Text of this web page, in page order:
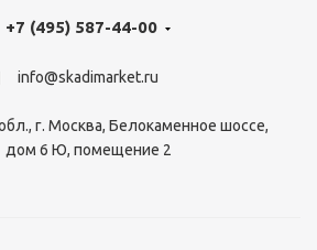
+7 (495) 587-44-00
info@skadimarket.ru
, г. Москва, Белокаменное шоссе,
дом 6 Ю, помещение 2